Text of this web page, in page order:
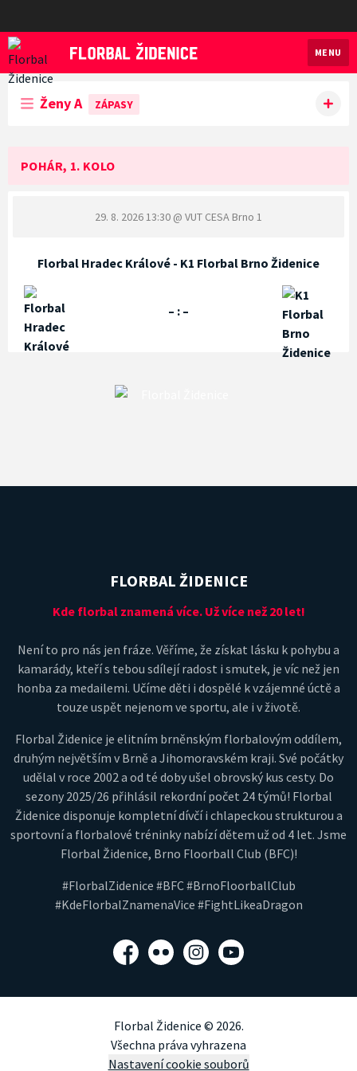
Florbal Židenice
MENU
Ženy A ZÁPASY
POHÁR, 1. KOLO
29. 8. 2026 13:30 @ VUT CESA Brno 1
Florbal Hradec Králové - K1 Florbal Brno Židenice
– : –
FLORBAL ŽIDENICE
Kde florbal znamená více. Už více než 20 let!
Není to pro nás jen fráze. Věříme, že získat lásku k pohybu a
kamarády, kteří s tebou sdílejí radost i smutek, je víc než jen
honba za medailemi. Učíme děti i dospělé k vzájemné úctě a
touze uspět nejenom ve sportu, ale i v životě.
Florbal Židenice je elitním brněnským florbalovým oddílem,
druhým největším v Brně a Jihomoravském kraji. Své počátky
udělal v roce 2002 a od té doby ušel obrovský kus cesty. Do
sezony 2025/26 přihlásil rekordní počet 24 týmů! Florbal
Židenice disponuje kompletní dívčí i chlapeckou strukturou a
sportovní a florbalové tréninky nabízí dětem už od 4 let. Jsme
Florbal Židenice, Brno Floorball Club (BFC)!
#FlorbalZidenice #BFC #BrnoFloorballClub
#KdeFlorbalZnamenaVice #FightLikeaDragon
Facebook
Flickr Instagram
YouTube
Florbal Židenice © 2026.
Všechna práva vyhrazena
Nastavení cookie souborů